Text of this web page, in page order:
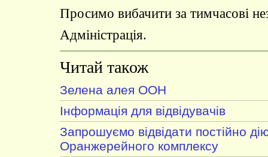
Просимо вибачити за тимчасові
Адміністрація.
Читай також
Зелена алея ООН
Інформація для відвідувачів
Запрошуємо відвідати постійно
Оранжерейного комплексу